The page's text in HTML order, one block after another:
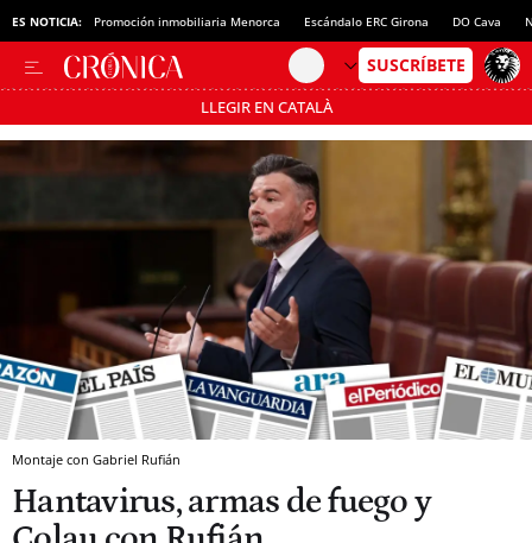
ES NOTICIA: Promoción inmobiliaria Menorca Escándalo ERC Girona DO Cava
LLEGIR EN CATALÀ
Pásate al MODO AHORRO
Montaje con Gabriel Rufián
Hantavirus, armas de fuego y